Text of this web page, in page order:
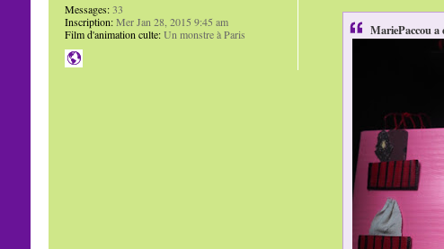
MariePaccou a
Messages:33
Inscription:Mer Jan 28, 2015 9:45 am
Film d'animation culte:Un monstre à Paris